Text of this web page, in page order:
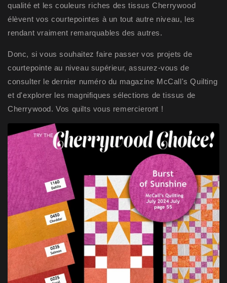
qualité et les couleurs riches des tissus Cherrywood
élèvent vos courtepointes à un tout autre niveau, les
rendant vraiment remarquables des autres.
Donc, si vous souhaitez faire passer vos projets de
courtepointe au niveau supérieur, assurez-vous de
consulter le dernier numéro du magazine McCall's Quilting
et d'explorer les magnifiques sélections de tissus de
Cherrywood. Vos quilts vous remercieront !